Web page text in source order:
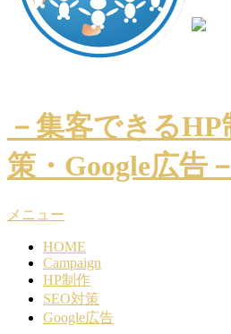
－集客できる
策・Google広告－
メニュー
HOME
Campaign
HP制作
SEO対策
Google広告